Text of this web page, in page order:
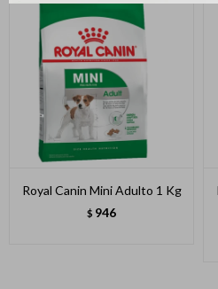
Royal Canin Mini Adulto 1 Kg
$ 946